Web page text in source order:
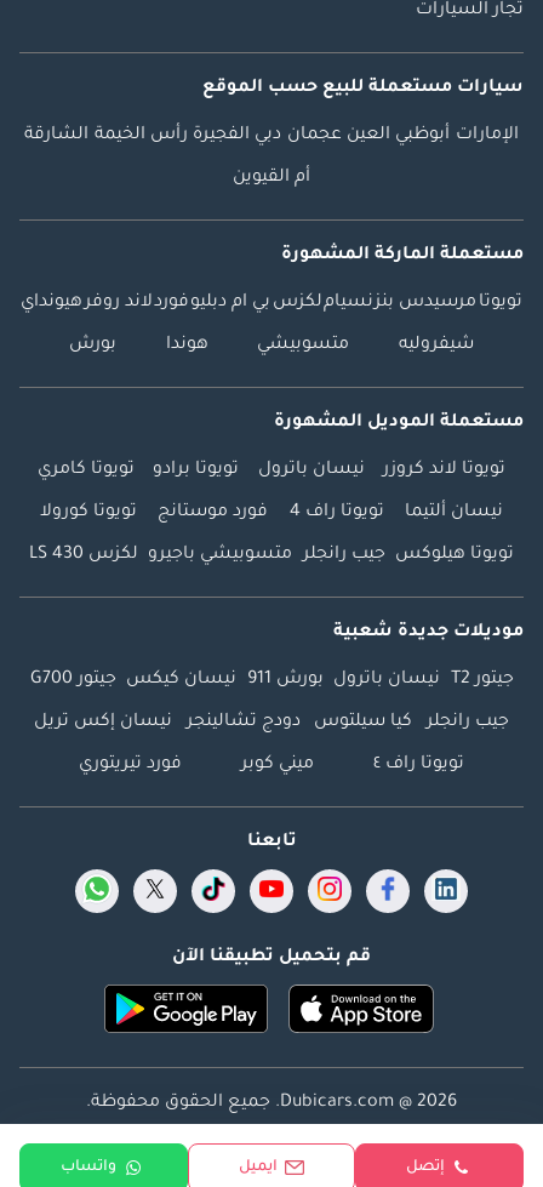
إتصل ايميل واتساب
تجار السيارات
سيارات مستعملة للبيع حسب الموقع
الإمارات أبوظبي العين عجمان دبي الفجيرة رأس الخيمة الشارقة
أم القيوين
مستعملة الماركة المشهورة
تويوتا مرسيدس بنزنسياملكزس بي ام دبليوفوردلاند روفرهيونداي
شيفروليه متسوبيشي هوندا بورش
مستعملة الموديل المشهورة
تويوتا لاند كروزر نيسان باترول تويوتا برادو تويوتا كامري
نيسان ألتيما تويوتا راف 4 فورد موستانج تويوتا كورولا
تويوتا هيلوكس جيب رانجلر متسوبيشي باجيرو لكزس LS 430
موديلات جديدة شعبية
جيتور T2 نيسان باترول بورش 911 نيسان كيكس جيتور G700
جيب رانجلر كيا سيلتوس دودج تشالينجر نيسان إكس تريل
تويوتا راف ٤ ميني كوبر فورد تيريتوري
تابعنا
قم بتحميل تطبيقنا الآن
Dubicars.com @ 2026. جميع الحقوق محفوظة.
العنوان: 2114 ، برج شذى ، المدينة الإعلامية ، دبي ، الإمارات